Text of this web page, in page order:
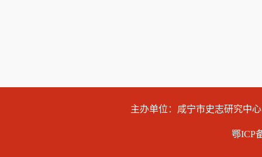
主办单位：咸宁市史志研究中
鄂ICP